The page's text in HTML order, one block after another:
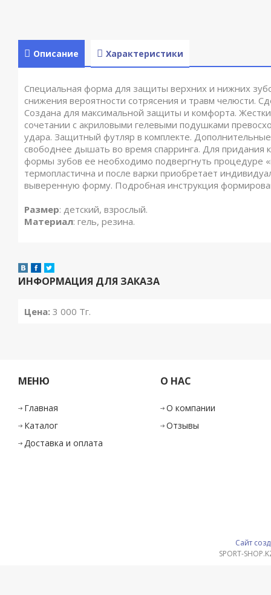
Описание Характеристики
Специальная форма для защиты верхних и нижних
снижения вероятности сотрясения и травм челюсти.
Создана для максимальной защиты и комфорта.
сочетании с акриловыми гелевыми подушками
удара. Защитный футляр в комплекте.
свободнее дышать во время спарринга. Для придания
формы зубов ее необходимо подвергнуть процедуре
термопластична и после варки приобретает
выверенную форму. Подробная инструкция
Размер: детский, взрослый.
Материал: гель, резина.
ИНФОРМАЦИЯ ДЛЯ ЗАКАЗА
Цена: 3 000 Тг.
МЕНЮ
Главная
Каталог
Доставка и оплата
О НАС
О компании
Отзывы
Сайт
SPORT-